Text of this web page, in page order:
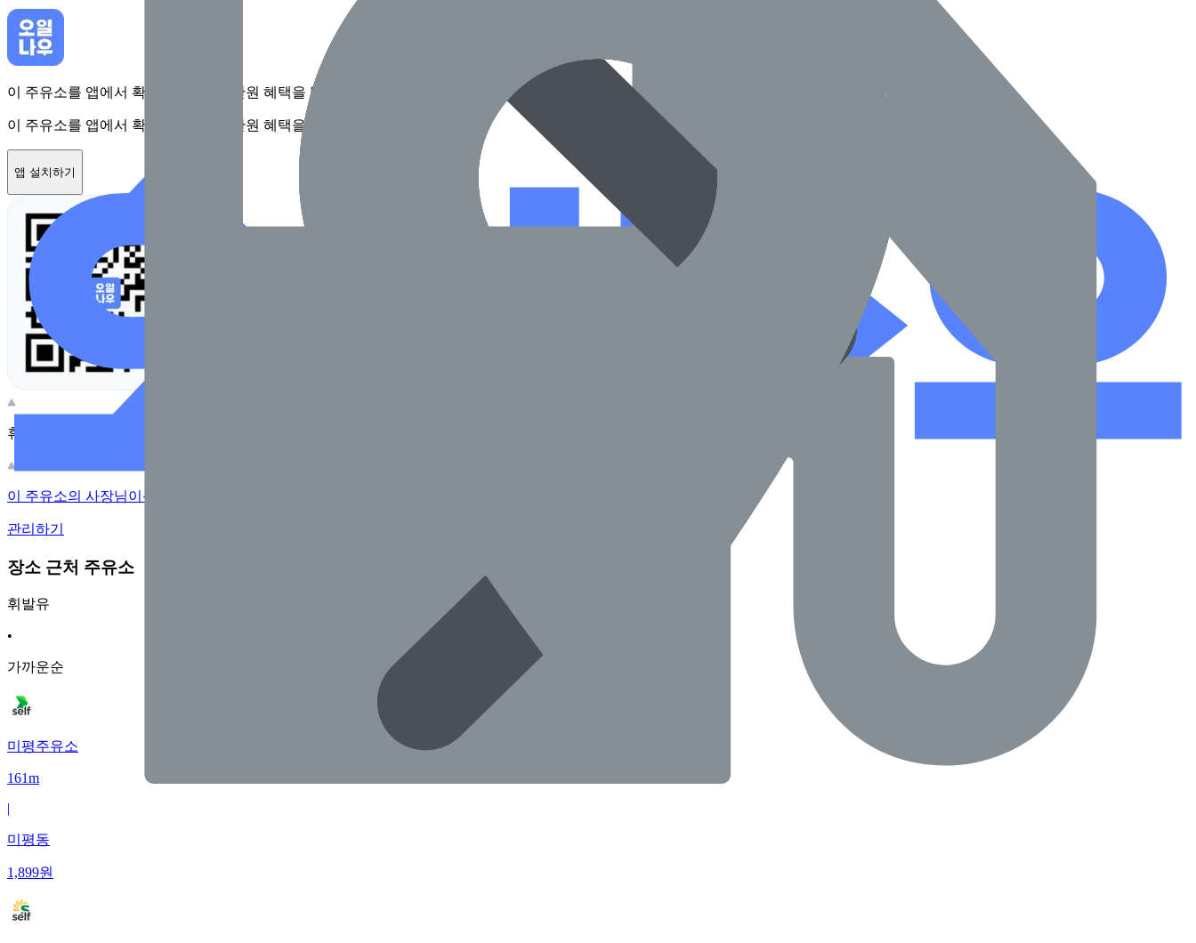
이 주유소를 앱에서 확인하고 최대 1만원 혜택을 받아보세요
이 주유소를 앱에서 확인하고 최대 1만원 혜택을 받아보세요
앱 설치하기
휴대전화 카메라로 찍어보세요
이 주유소의 사장님이신가요?
관리하기
장소 근처 주유소
휘발유
•
가까운순
미평주유소
161m
|
미평동
1,899원